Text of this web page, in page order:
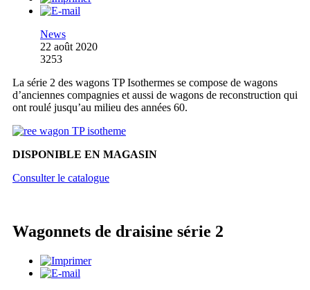
News
22 août 2020
3253
La série 2 des wagons TP Isothermes se compose de wagons
d’anciennes compagnies et aussi de wagons de reconstruction qui
ont roulé jusqu’au milieu des années 60.
DISPONIBLE EN MAGASIN
Consulter le catalogue
Wagonnets de draisine série 2